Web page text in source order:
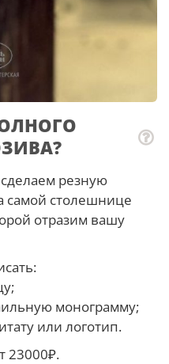
резную
самой столешнице
отразим вашу
монограмму;
или логотип.
23000₽.